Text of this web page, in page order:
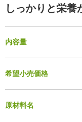
しっかりと栄養
内容量
希望小売価格
原材料名